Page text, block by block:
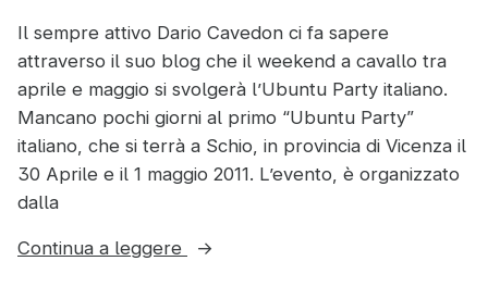
Il sempre attivo Dario Cavedon ci fa sapere
attraverso il suo blog che il weekend a cavallo tra
aprile e maggio si svolgerà l’Ubuntu Party italiano.
Mancano pochi giorni al primo “Ubuntu Party”
italiano, che si terrà a Schio, in provincia di Vicenza il
30 Aprile e il 1 maggio 2011. L’evento, è organizzato
dalla
Continua a leggere
“Ubuntu